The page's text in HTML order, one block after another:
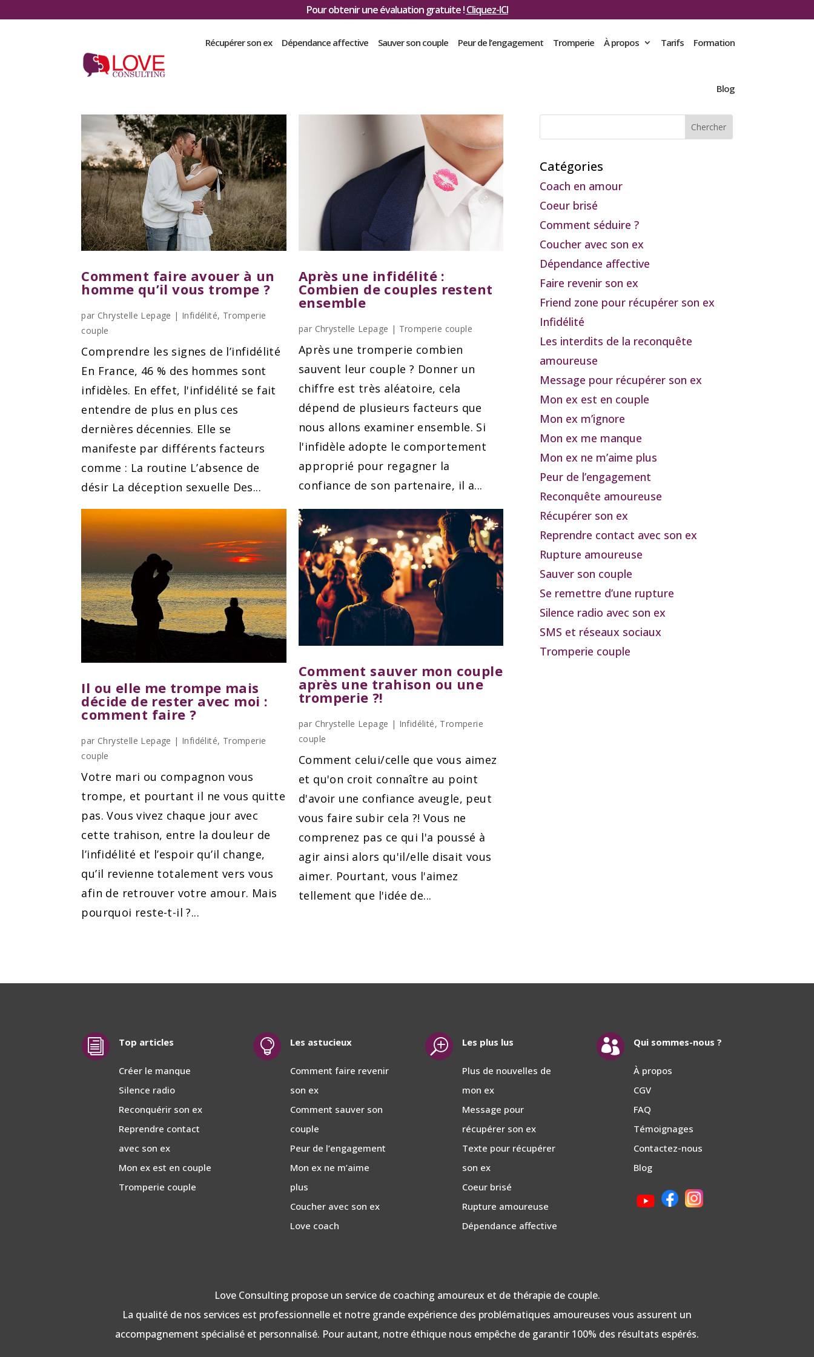
Pour obtenir une évaluation gratuite !Cliquez-ICI
Récupérer son ex Dépendance affective Sauver son couple Peur de l’engagement Tromperie À propos Tarifs Formation
Blog
Comment faire avouer à un
homme qu’il vous trompe ?
par Chrystelle Lepage | Infidélité, Tromperie
couple
Comprendre les signes de l’infidélité
En France, 46 % des hommes sont
infidèles. En effet, l'infidélité se fait
entendre de plus en plus ces
dernières décennies. Elle se
manifeste par différents facteurs
comme : La routine L’absence de
désir La déception sexuelle Des...
Après une infidélité :
Combien de couples restent
ensemble
par Chrystelle Lepage | Tromperie couple
Après une tromperie combien
sauvent leur couple ? Donner un
chiffre est très aléatoire, cela
dépend de plusieurs facteurs que
nous allons examiner ensemble. Si
l'infidèle adopte le comportement
approprié pour regagner la
confiance de son partenaire, il a...
Il ou elle me trompe mais
décide de rester avec moi :
comment faire ?
par Chrystelle Lepage | Infidélité, Tromperie
couple
Votre mari ou compagnon vous
trompe, et pourtant il ne vous quitte
pas. Vous vivez chaque jour avec
cette trahison, entre la douleur de
l’infidélité et l’espoir qu’il change,
qu’il revienne totalement vers vous
afin de retrouver votre amour. Mais
pourquoi reste-t-il ?...
Comment sauver mon couple
après une trahison ou une
tromperie ?!
par Chrystelle Lepage | Infidélité, Tromperie
couple
Comment celui/celle que vous aimez
et qu'on croit connaître au point
d'avoir une confiance aveugle, peut
vous faire subir cela ?! Vous ne
comprenez pas ce qui l'a poussé à
agir ainsi alors qu'il/elle disait vous
aimer. Pourtant, vous l'aimez
tellement que l'idée de...
Catégories
Coach en amour
Coeur brisé
Comment séduire ?
Coucher avec son ex
Dépendance affective
Faire revenir son ex
Friend zone pour récupérer son ex
Infidélité
Les interdits de la reconquête
amoureuse
Message pour récupérer son ex
Mon ex est en couple
Mon ex m’ignore
Mon ex me manque
Mon ex ne m’aime plus
Peur de l’engagement
Reconquête amoureuse
Récupérer son ex
Reprendre contact avec son ex
Rupture amoureuse
Sauver son couple
Se remettre d’une rupture
Silence radio avec son ex
SMS et réseaux sociaux
Tromperie couple
i Top articles
Créer le manque
Silence radio
Reconquérir son ex
Reprendre contact
avec son ex
Mon ex est en couple
Tromperie couple
 Les astucieux
Comment faire revenir
son ex
Comment sauver son
couple
Peur de l’engagement
Mon ex ne m’aime
plus
Coucher avec son ex
Love coach
T Les plus lus
Plus de nouvelles de
mon ex
Message pour
récupérer son ex
Texte pour récupérer
son ex
Coeur brisé
Rupture amoureuse
Dépendance affective
 Qui sommes-nous ?
À propos
CGV
FAQ
Témoignages
Contactez-nous
Blog
Love Consulting propose un service de coaching amoureux et de thérapie de couple.
La qualité de nos services est professionnelle et notre grande expérience des problématiques amoureuses vous assurent un
accompagnement spécialisé et personnalisé. Pour autant, notre éthique nous empêche de garantir 100% des résultats espérés.